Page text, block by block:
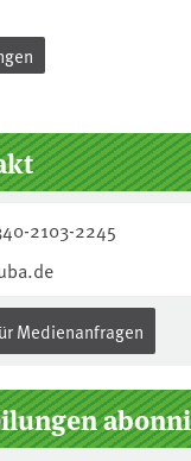
2103-2245
Medienanfragen